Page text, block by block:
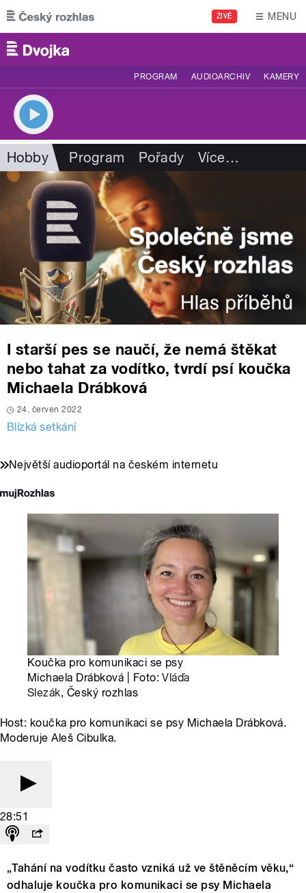
Přejít k hlavnímu obsahu
ŽIVĚ MENU
PROGRAM AUDIOARCHIV KAMERY
Hobby Program Pořady Více…
I starší pes se naučí, že nemá štěkat
nebo tahat za vodítko, tvrdí psí koučka
Michaela Drábková
24. červen 2022
Blízká setkání
Největší audioportál na českém internetu
Koučka pro komunikaci se psy
Michaela Drábková | Foto:Vláďa
Slezák, Český rozhlas
Host: koučka pro komunikaci se psy Michaela Drábková.
Moderuje Aleš Cibulka.
28:51
„Tahání na vodítku často vzniká už ve štěněcím věku,“
odhaluje koučka pro komunikaci se psy Michaela